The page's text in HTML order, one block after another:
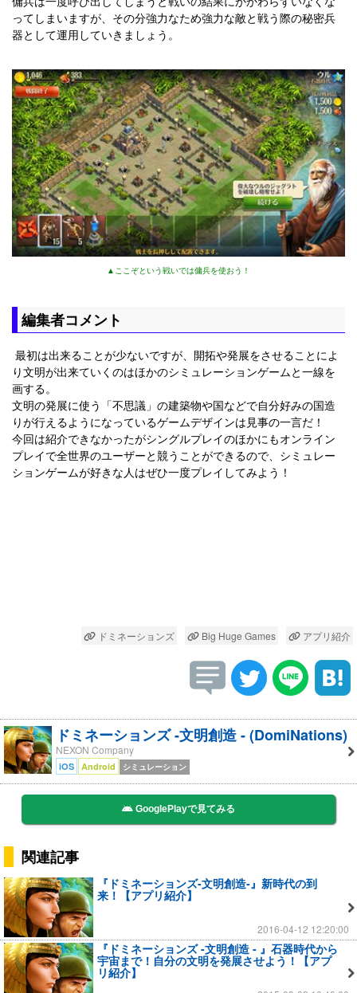
ってしまいますが、その分強力なため強力な敵と戦う際の秘密兵
器として運用していきましょう。
▲ここぞという戦いでは傭兵を使おう！
編集者コメント
最初は出来ることが少ないですが、開拓や発展をさせることによ
り文明が出来ていくのはほかのシミュレーションゲームと一線を
画する。
文明の発展に使う「不思議」の建築物や国などで自分好みの国造
りが行えるようになっているゲームデザインは見事の一言だ！
今回は紹介できなかったがシングルプレイのほかにもオンライン
プレイで全世界のユーザーと競うことができるので、シミュレー
ションゲームが好きな人はぜひ一度プレイしてみよう！
ドミネーションズ Big Huge Games アプリ紹介
ドミネーションズ -文明創造 - (DomiNations)
NEXON Company
iOS Android シミュレーション
GooglePlayで見てみる
関連記事
『ドミネーションズ-文明創造-』新時代の到
来！【アプリ紹介】
2016-04-12 12:20:00
『ドミネーションズ -文明創造 - 』石器時代から
宇宙まで！自分の文明を発展させよう！【アプ
リ紹介】